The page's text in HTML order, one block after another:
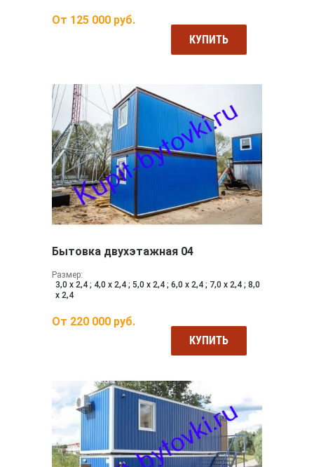
От 125 000 руб.
КУПИТЬ
Бытовка двухэтажная 04
Размер:
3,0 х 2,4 ; 4,0 х 2,4 ; 5,0 х 2,4 ; 6,0 х 2,4 ; 7,0 х 2,4 ; 8,0
х 2,4
От 220 000 руб.
КУПИТЬ